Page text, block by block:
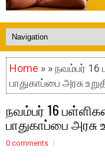
Home » » நவம்பர்
பாதுகாப்பை அரசு
நவம்பர் 16
பாதுகாப்பை
0 comments